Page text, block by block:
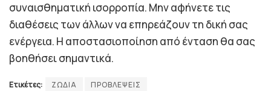
συναισθηματική ισορροπία. Μην αφήνετε τις
διαθέσεις των άλλων να επηρεάζουν τη δική σας
ενέργεια. Η αποστασιοποίηση από ένταση θα σας
βοηθήσει σημαντικά.
Ετικέτες: ΖΩΔΙΑ ΠΡΟΒΛΕΨΕΙΣ